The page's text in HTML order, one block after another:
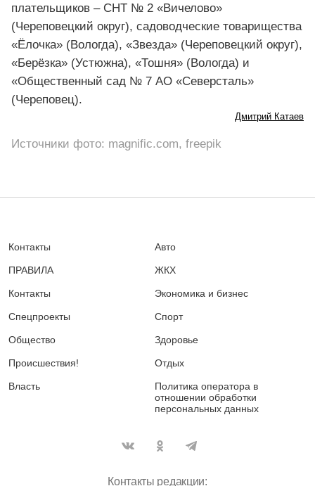
плательщиков – СНТ № 2 «Вичелово»
(Череповецкий округ), садоводческие товарищества
«Ёлочка» (Вологда), «Звезда» (Череповецкий округ),
«Берёзка» (Устюжна), «Тошня» (Вологда) и
«Общественный сад № 7 АО «Северсталь»
(Череповец).
Дмитрий Катаев
Источники фото: magnific.com, freepik
Контакты
ПРАВИЛА
Контакты
Спецпроекты
Общество
Происшествия!
Власть
Авто
ЖКХ
Экономика и бизнес
Спорт
Здоровье
Отдых
Политика оператора в
отношении обработки
персональных данных
Контакты редакции: